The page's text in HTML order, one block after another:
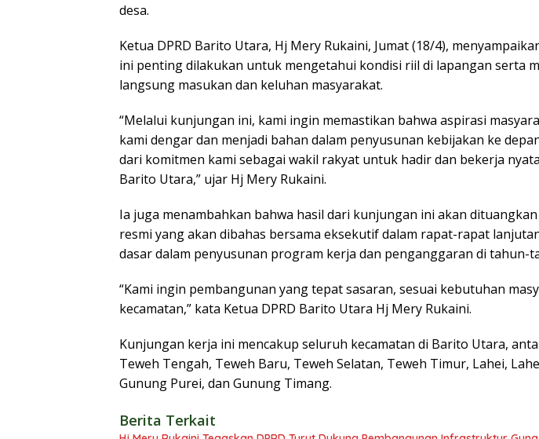
desa.
Ketua DPRD Barito Utara, Hj Mery Rukaini, Jumat (18/4),
ini penting dilakukan untuk mengetahui kondisi riil di lapangan serta
langsung masukan dan keluhan masyarakat.
“Melalui kunjungan ini, kami ingin memastikan bahwa aspirasi
kami dengar dan menjadi bahan dalam penyusunan kebijakan ke
dari komitmen kami sebagai wakil rakyat untuk hadir dan bekerja
Barito Utara,” ujar Hj Mery Rukaini.
Ia juga menambahkan bahwa hasil dari kunjungan ini akan
resmi yang akan dibahas bersama eksekutif dalam rapat-rapat
dasar dalam penyusunan program kerja dan penganggaran di tahun-
“Kami ingin pembangunan yang tepat sasaran, sesuai kebutuhan
kecamatan,” kata Ketua DPRD Barito Utara Hj Mery Rukaini.
Kunjungan kerja ini mencakup seluruh kecamatan di Barito Utara,
Teweh Tengah, Teweh Baru, Teweh Selatan, Teweh Timur, Lahei,
Gunung Purei, dan Gunung Timang.
Berita Terkait